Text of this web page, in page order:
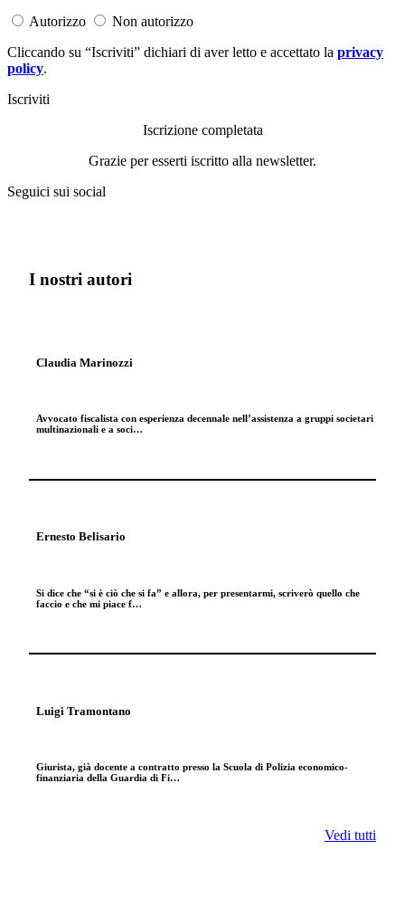
Autorizzo
Non autorizzo
Cliccando su “Iscriviti” dichiari di aver letto e accettato la privacy
policy.
Iscriviti
Iscrizione completata
Grazie per esserti iscritto alla newsletter.
Seguici sui social
I nostri autori
Claudia Marinozzi
Avvocato fiscalista con esperienza decennale nell’assistenza a gruppi societari
multinazionali e a soci…
Ernesto Belisario
Si dice che “si è ciò che si fa” e allora, per presentarmi, scriverò quello che
faccio e che mi piace f…
Luigi Tramontano
Giurista, già docente a contratto presso la Scuola di Polizia economico-
finanziaria della Guardia di Fi…
Vedi tutti